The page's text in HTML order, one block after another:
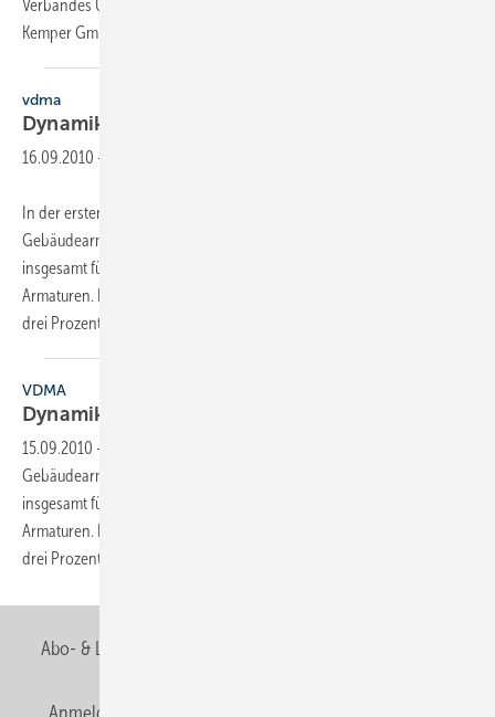
Verbandes United Valves auf den Punkt. Wie der Geschäftsführer der
Kemper GmbH im Namen der
vdma
Dynamik bei den
16.09.2010 -
In der ersten Jahreshälfte 2010 erzielte die deutsche
Gebäudearmaturenindustrie ein nominales Umsatzplus von
insgesamt fünf Prozent. Dies meldet der VDMA-Fachverband
Armaturen. Im Inland wuchs der Umsatz von Januar bis ­Juni 2010 um
drei Prozent. Doch besonders die gute Entwicklung
VDMA
Dynamik bei den
15.09.2010 -
Gebäudearmaturenindustrie ein nominales Umsatzplus von
insgesamt fünf Prozent. Dies meldet der VDMA-Fachverband
Armaturen. Im Inland wuchs der Umsatz von Januar bis Juni 2010 um
drei Prozent. Doch besonders die gute Entwicklung
Abo- & Leserservice
Anmelden